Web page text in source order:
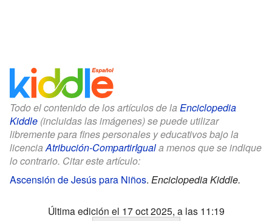
Todo el contenido de los artículos de la Enciclopedia
Kiddle (incluidas las imágenes) se puede utilizar
libremente para fines personales y educativos bajo la
licenciaAtribución-CompartirIguala menos que se indique
lo contrario. Citar este artículo:
Ascensión de Jesús para Niños. Enciclopedia Kiddle.
Última edición el 17 oct 2025, a las 11:19